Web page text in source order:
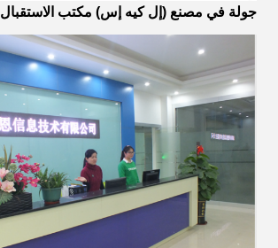
جولة في مصنع (إل كيه إس) مكتب الاستقبال